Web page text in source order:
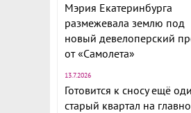
Мэрия Екатеринбурга
размежевала землю под
новый девелоперский
от «Самолета»
13.7.2026
Готовится к сносу ещё
старый квартал на